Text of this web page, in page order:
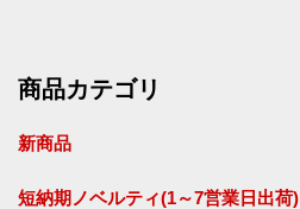
商品カテゴリ
新商品
短納期ノベルティ(1～7営業日出荷)